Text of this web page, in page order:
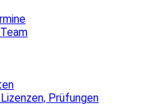
Prüfungen